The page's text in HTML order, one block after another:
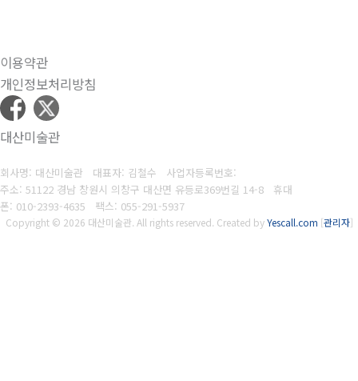
이용약관
개인정보처리방침
대산미술관
회사명: 대산미술관 대표자: 김철수 사업자등록번호:
주소: 51122 경남 창원시 의창구 대산면 유등로369번길 14-8 휴대
폰: 010-2393-4635 팩스: 055-291-5937
Copyright © 2026 대산미술관. All rights reserved. Created byYescall.com [관리자]